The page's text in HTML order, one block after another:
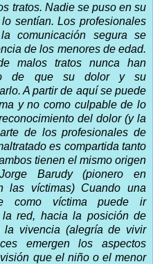
tratos. Nadie se puso en su
sentían. Los profesionales
comunicación segura se
de los menores de edad.
malos tratos nunca han
de que su dolor y su
A partir de aquí se puede
y no como culpable de lo
del dolor (y la
de los profesionales de
es compartida tanto
tienen el mismo origen
Barudy (pionero en
las víctimas) Cuando una
como víctima puede ir
red, hacia la posición de
vivencia (alegría de vivir
emergen los aspectos
que el niño o el menor